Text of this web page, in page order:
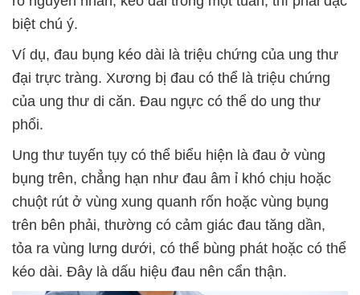
biệt chú ý.
Ví dụ, đau bụng kéo dài là triệu chứng của ung thư
đại trực tràng. Xương bị đau có thể là triệu chứng
của ung thư di căn. Đau ngực có thể do ung thư
phổi.
Ung thư tuyến tụy có thể biểu hiện là đau ở vùng
bụng trên, chẳng hạn như đau âm ỉ khó chịu hoặc
chuột rút ở vùng xung quanh rốn hoặc vùng bụng
trên bên phải, thường có cảm giác đau tăng dần,
tỏa ra vùng lưng dưới, có thể bùng phát hoặc có thể
kéo dài. Đây là dấu hiệu đau nên cẩn thận.